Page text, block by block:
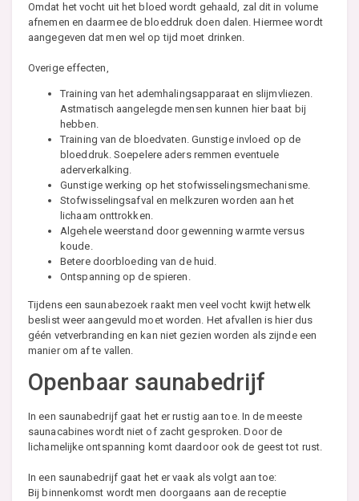
Omdat het vocht uit het bloed wordt gehaald, zal dit in volume
afnemen en daarmee de bloeddruk doen dalen. Hiermee wordt
aangegeven dat men wel op tijd moet drinken.
Overige effecten,
Training van het ademhalingsapparaat en slijmvliezen.
Astmatisch aangelegde mensen kunnen hier baat bij
hebben.
Training van de bloedvaten. Gunstige invloed op de
bloeddruk. Soepelere aders remmen eventuele
aderverkalking.
Gunstige werking op het stofwisselingsmechanisme.
Stofwisselingsafval en melkzuren worden aan het
lichaam onttrokken.
Algehele weerstand door gewenning warmte versus
koude.
Betere doorbloeding van de huid.
Ontspanning op de spieren.
Tijdens een saunabezoek raakt men veel vocht kwijt hetwelk
beslist weer aangevuld moet worden. Het afvallen is hier dus
géén vetverbranding en kan niet gezien worden als zijnde een
manier om af te vallen.
Openbaar saunabedrijf
In een saunabedrijf gaat het er rustig aan toe. In de meeste
saunacabines wordt niet of zacht gesproken. Door de
lichamelijke ontspanning komt daardoor ook de geest tot rust.
In een saunabedrijf gaat het er vaak als volgt aan toe:
Bij binnenkomst wordt men doorgaans aan de receptie